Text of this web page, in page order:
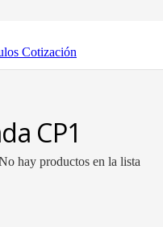
Cotización
hay productos en la lista
CP1